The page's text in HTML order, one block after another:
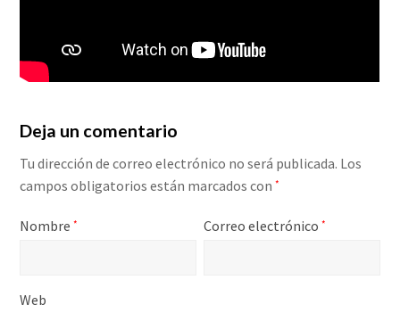
Deja un comentario
Tu dirección de correo electrónico no será publicada. Los
campos obligatorios están marcados con*
Nombre* Correo electrónico*
Web